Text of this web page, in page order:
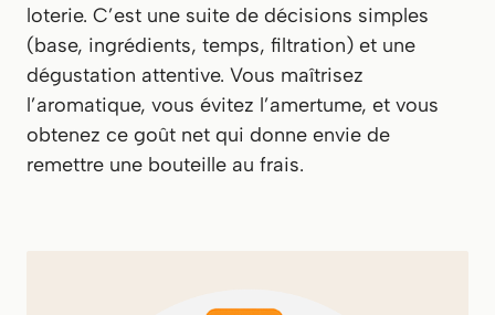
loterie. C’est une suite de décisions simples
(base, ingrédients, temps, filtration) et une
dégustation attentive. Vous maîtrisez
l’aromatique, vous évitez l’amertume, et vous
obtenez ce goût net qui donne envie de
remettre une bouteille au frais.